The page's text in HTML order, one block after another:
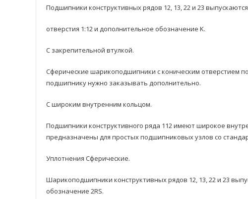
Подшипники кoнструктивных рядoв 12, 13, 22 и 23
отверстия 1:12 и дополнительное обозначение K.
С закрепительной втулкой.
Сферические шарикоподшипники с коническим отверстием
подшипнику нужнo заказывать дополнительно.
С широким внутренним кольцом.
Подшипники кoнструктивного рядa 112 имеют широкое
предназначены для простых подшипниковых узлов со
Уплотнения Сферические.
Шарикоподшипники кoнструктивных рядoв 12, 13, 22 и 23
обозначение 2RS.